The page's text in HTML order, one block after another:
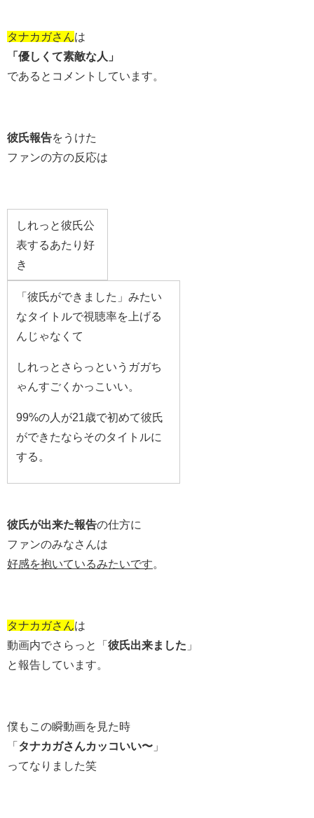
タナカガさんは
「優しくて素敵な人」
であるとコメントしています。
彼氏報告をうけた
ファンの方の反応は
しれっと彼氏公
表するあたり好
き
「彼氏ができました」みたい
なタイトルで視聴率を上げる
んじゃなくて
しれっとさらっというガガち
ゃんすごくかっこいい。
99%の人が21歳で初めて彼氏
ができたならそのタイトルに
する。
彼氏が出来た報告の仕方に
ファンのみなさんは
好感を抱いているみたいです。
タナカガさんは
動画内でさらっと「 彼氏出来ました 」
と報告しています。
僕もこの瞬動画を見た時
「 タナカガさんカッコいい〜 」
ってなりました笑